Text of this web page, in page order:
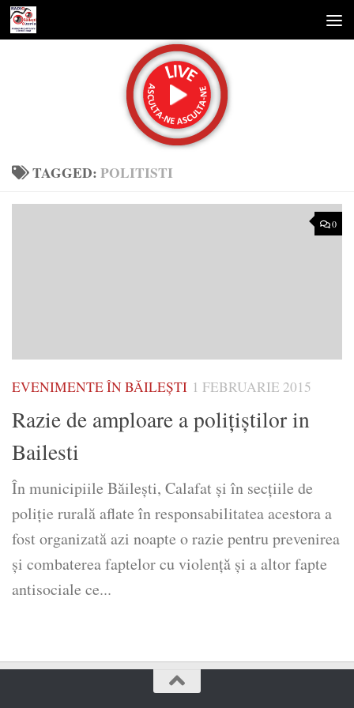
Skip to content
TAGGED:POLITISTI
0
EVENIMENTE ÎN BĂILEȘTI 1 FEBRUARIE 2015
Razie de amploare a poliţiştilor in
Bailesti
În municipiile Băilești, Calafat și în secțiile de
poliție rurală aflate în responsabilitatea acestora a
fost organizată azi noapte o razie pentru prevenirea
şi combaterea faptelor cu violenţă şi a altor fapte
antisociale ce...